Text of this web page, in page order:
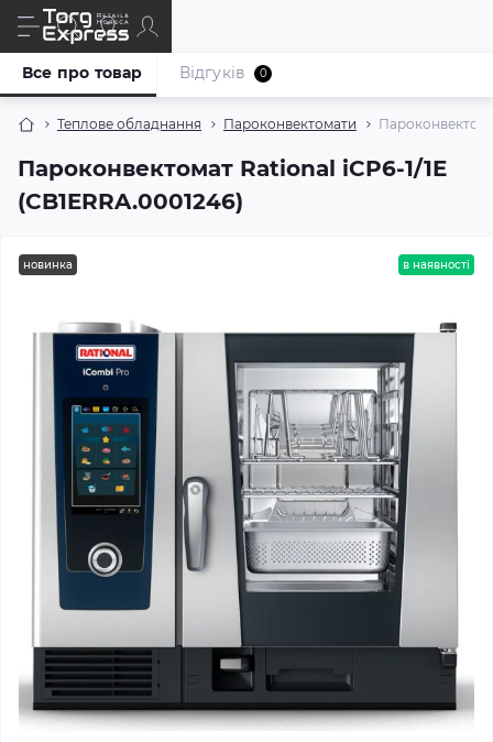
Теплове обладнання Пароконвектомати
Пароконвектомат Rational iCP6-1/1E
(CB1ERRA.0001246)
Все про товар Відгуків 0
новинка в наявності